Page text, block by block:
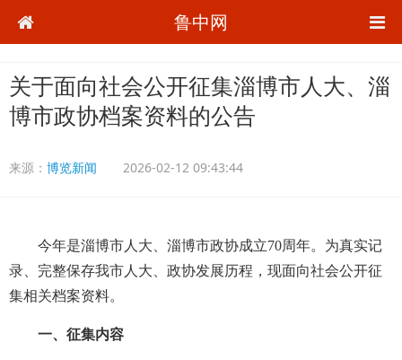
鲁中网
关于面向社会公开征集淄博市人大、淄
博市政协档案资料的公告
来源： 博览新闻 2026-02-12 09:43:44
今年是淄博市人大、淄博市政协成立70周年。为真实记
录、完整保存我市人大、政协发展历程，现面向社会公开征
集相关档案资料。
一、征集内容